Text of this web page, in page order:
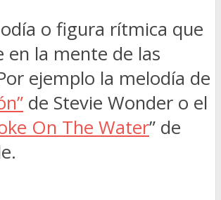
o figura rítmica que
en la mente de las
ejemplo la melodía de
de Stevie Wonder o el
On The Water” de